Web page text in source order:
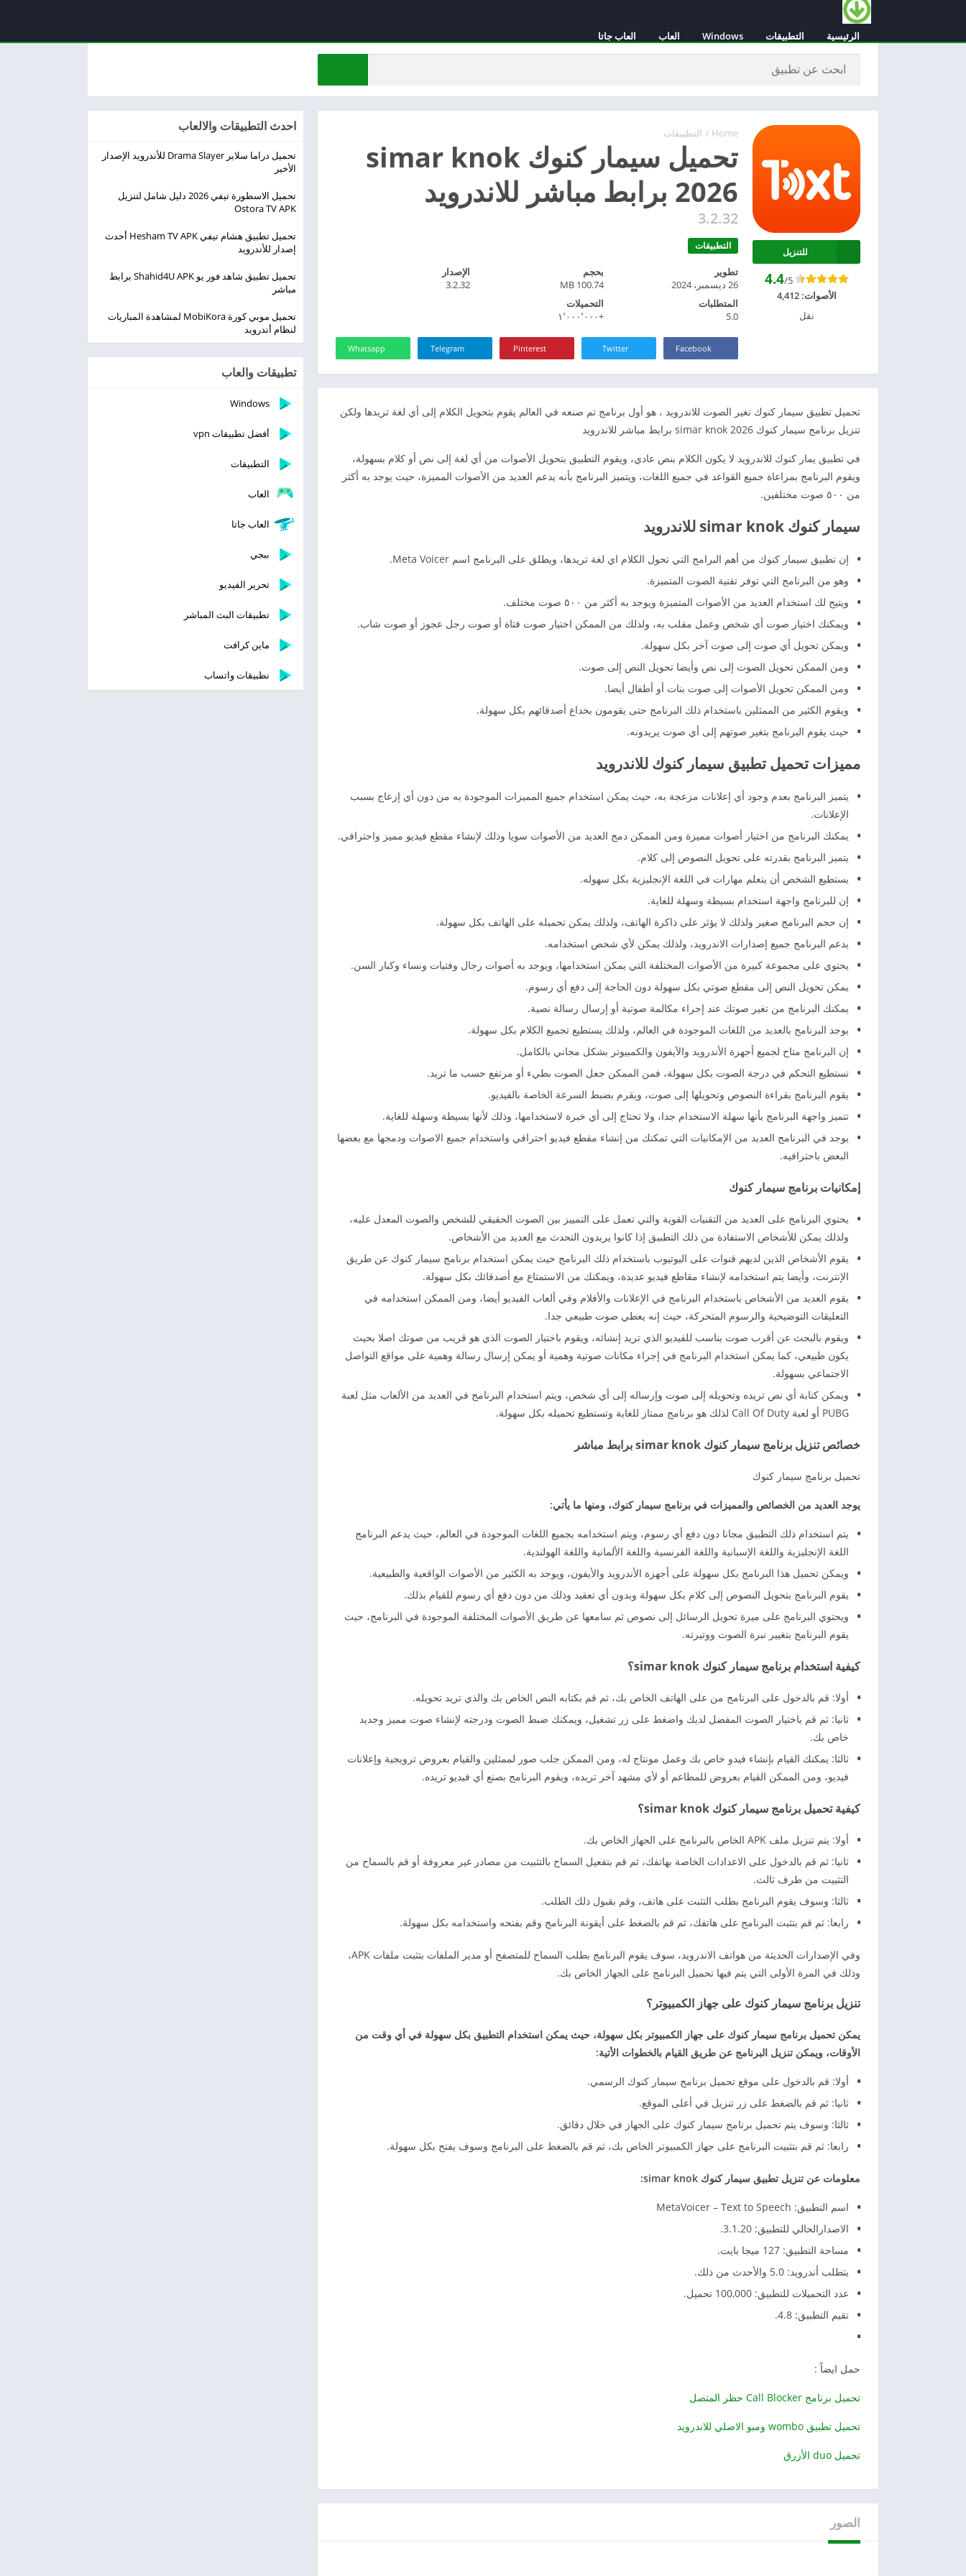
الرئيسية التطبيقات Windows العاب العاب جاتا
Home
/ التطبيقات
تحميل سيمار كنوك simar knok
2026 برابط مباشر للاندرويد
3.2.32
التطبيقات
للتنزيل
4.4/5
الأصوات:4,412
نقل
تطوير
26 ديسمبر، 2024
بحجم
100.74 MB
الإصدار
3.2.32
المتطلبات
5.0
التحميلات
+١٬٠٠٠٬٠٠٠
Facebook
Twitter
Pinterest
Telegram
Whatsapp
تحميل تطبيق سيمار كنوك تغير الصوت للاندرويد ، هو أول برنامج تم صنعه في العالم يقوم بتحويل الكلام إلى أي لغة تريدها ولكن
تنزيل برنامج سيمار كنوك simar knok 2026 برابط مباشر للاندرويد
في تطبيق يمار كنوك للاندرويد لا يكون الكلام بنص عادي، ويقوم التطبيق بتحويل الأصوات من أي لغة إلى نص أو كلام بسهولة،
ويقوم البرنامج بمراعاة جميع القواعد في جميع اللغات، ويتميز البرنامج بأنه يدعم العديد من الأصوات المميزة، حيث يوجد به أكثر
من ٥٠٠ صوت مختلفين.
سيمار كنوك simar knok للاندرويد
إن تطبيق سيمار كنوك من أهم البرامج التي تحول الكلام اي لغة تريدها، ويطلق على البرنامج اسم Meta Voicer.
وهو من البرنامج التي توفر تقنية الصوت المتميزة.
ويتيح لك استخدام العديد من الأصوات المتميزة ويوجد به أكثر من ٥٠٠ صوت مختلف.
ويمكنك اختيار صوت أي شخص وعمل مقلب به، ولذلك من الممكن اختيار صوت فتاة أو صوت رجل عجوز أو صوت شاب.
ويمكن تحويل أي صوت إلى صوت آخر بكل سهولة.
ومن الممكن تحويل الصوت إلى نص وأيضا تحويل النص إلى صوت.
ومن الممكن تحويل الأصوات إلى صوت بنات أو أطفال أيضا.
ويقوم الكثير من الممثلين باستخدام ذلك البرنامج حتى يقومون بخداع أصدقائهم بكل سهولة.
حيث يقوم البرنامج بتغير صوتهم إلى أي صوت يريدونه.
مميزات تحميل تطبيق سيمار كنوك للاندرويد
يتميز البرنامج بعدم وجود أي إعلانات مزعجة به، حيث يمكن استخدام جميع المميزات الموجودة به من دون أي إزعاج بسبب
الإعلانات.
يمكنك البرنامج من اختيار أصوات مميزة ومن الممكن دمج العديد من الأصوات سويا وذلك لإنشاء مقطع فيديو مميز واحترافي.
يتميز البرنامج بقدرته على تحويل النصوص إلى كلام.
يستطيع الشخص أن يتعلم مهارات في اللغة الإنجليزية بكل سهوله.
إن للبرنامج واجهة استخدام بسيطة وسهلة للغاية.
إن حجم البرنامج صغير ولذلك لا يؤثر على ذاكرة الهاتف، ولذلك يمكن تحميله على الهاتف بكل سهولة.
يدعم البرنامج جميع إصدارات الاندرويد، ولذلك يمكن لأي شخص استخدامه.
يحتوي على مجموعة كبيرة من الأصوات المختلفة التي يمكن استخدامها، ويوجد به أصوات رجال وفتيات ونساء وكبار السن.
يمكن تحويل النص إلى مقطع صوتي بكل سهولة دون الحاجة إلى دفع أي رسوم.
يمكنك البرنامج من تغير صوتك عند إجراء مكالمة صوتية أو إرسال رسالة نصية.
يوجد البرنامج بالعديد من اللغات الموجودة في العالم، ولذلك يستطيع تجميع الكلام بكل سهولة.
إن البرنامج متاح لجميع أجهزة الأندرويد والآيفون والكمبيوتر بشكل مجاني بالكامل.
تستطيع التحكم في درجة الصوت بكل سهولة، فمن الممكن جعل الصوت بطيء أو مرتفع حسب ما تريد.
يقوم البرنامج بقراءة النصوص وتحويلها إلى صوت، ويقرم بضبط السرعة الخاصة بالفيديو.
تتميز واجهة البرنامج بأنها سهلة الاستخدام جدا، ولا تحتاج إلى أي خبرة لاستخدامها، وذلك لأنها بسيطة وسهلة للغاية.
يوجد في البرنامج العديد من الإمكانيات التي تمكنك من إنشاء مقطع فيديو احترافي واستخدام جميع الاصوات ودمجها مع بعضها
البعض باحترافيه.
إمكانيات برنامج سيمار كنوك
يحتوي البرنامج على العديد من التقنيات القوية والتي تعمل على التمييز بين الصوت الحقيقي للشخص والصوت المعدل عليه،
ولذلك يمكن للأشخاص الاستفادة من ذلك التطبيق إذا كانوا يريدون التحدث مع العديد من الأشخاص.
يقوم الأشخاص الذين لديهم قنوات على اليوتيوب باستخدام ذلك البرنامج حيث يمكن استخدام برنامج سيمار كنوك عن طريق
الإنترنت، وأيضا يتم استخدامه لإنشاء مقاطع فيديو عديدة، ويمكنك من الاستمتاع مع أصدقائك بكل سهولة.
يقوم العديد من الأشخاص باستخدام البرنامج في الإعلانات والأفلام وفي ألعاب الفيديو أيضا، ومن الممكن استخدامه في
التعليقات التوضيحية والرسوم المتحركة، حيث إنه يعطي صوت طبيعي جدا.
ويقوم بالبحث عن أقرب صوت يناسب للفيديو الذي تريد إنشائه، ويقوم باختيار الصوت الذي هو قريب من صوتك اصلا بحيث
يكون طبيعي، كما يمكن استخدام البرنامج في إجراء مكانات صوتية وهمية أو يمكن إرسال رسالة وهمية على مواقع التواصل
الاجتماعي بسهولة.
ويمكن كتابة أي نص تريده وتحويله إلى صوت وإرساله إلى أي شخص، ويتم استخدام البرنامج في العديد من الألعاب مثل لعبة
PUBG أو لعبة Call Of Duty لذلك هو برنامج ممتاز للغاية وتستطيع تحميله بكل سهولة.
خصائص تنزيل برنامج سيمار كنوك simar knok برابط مباشر
تحميل برنامج سيمار كنوك
يوجد العديد من الخصائص والمميزات في برنامج سيمار كنوك، ومنها ما يأتي:
يتم استخدام ذلك التطبيق مجانا دون دفع أي رسوم، ويتم استخدامه بجميع اللغات الموجودة في العالم، حيث يدعم البرنامج
اللغة الإنجليزية واللغة الإسبانية واللغة الفرنسية واللغة الألمانية واللغة الهولندية.
ويمكن تحميل هذا البرنامج بكل سهولة على أجهزة الأندرويد والأيفون، ويوجد به الكثير من الأصوات الواقعية والطبيعية.
يقوم البرنامج بتحويل النصوص إلى كلام بكل سهولة وبدون أي تعقيد وذلك من دون دفع أي رسوم للقيام بذلك.
ويحتوي البرنامج على ميزة تحويل الرسائل إلى نصوص ثم سامعها عن طريق الأصوات المختلفة الموجودة في البرنامج، حيث
يقوم البرنامج بتغيير نبرة الصوت ووتيرته.
كيفية استخدام برنامج سيمار كنوك simar knok؟
أولا: قم بالدخول على البرنامج من على الهاتف الخاص بك، ثم قم بكتابه النص الخاص بك والذي تريد تحويله.
ثانيا: ثم قم باختيار الصوت المفضل لديك واضغط على زر تشغيل، ويمكنك ضبط الصوت ودرجته لإنشاء صوت مميز وجديد
خاص بك.
ثالثا: يمكنك القيام بإنشاء فيدو خاص بك وعمل مونتاج له، ومن الممكن جلب صور لممثلين والقيام بعروض ترويجية وإعلانات
فيديو، ومن الممكن القيام بعروض للمطاعم أو لأي مشهد آخر تريده، ويقوم البرنامج بصنع أي فيديو تريده.
كيفية تحميل برنامج سيمار كنوك simar knok؟
أولا: يتم تنزيل ملف APK الخاص بالبرنامج على الجهاز الخاص بك.
ثانيا: ثم قم بالدخول على الاعدادات الخاصة بهاتفك، ثم قم بتفعيل السماح بالتثبيت من مصادر غير معروفة أو قم بالسماح من
التثبيت من طرف ثالث.
ثالثا: وسوف يقوم البرنامج بطلب التثبت على هاتف، وقم بقبول ذلك الطلب.
رابعا: ثم قم بتثبت البرنامج على هاتفك، ثم قم بالضغط على أيقونة البرنامج وقم بفتحه واستخدامه بكل سهولهَ.
وفي الإصدارات الحديثة من هواتف الاندرويد، سوف يقوم البرنامج بطلب السماح للمتصفح أو مدير الملفات بتثبت ملفات APK،
وذلك في المرة الأولى التي يتم فيها تحميل البرنامج على الجهاز الخاص بك.
تنزيل برنامج سيمار كنوك على جهاز الكمبيوتر؟
يمكن تحميل برنامج سيمار كنوك على جهاز الكمبيوتر بكل سهولة، حيث يمكن استخدام التطبيق بكل سهولة في أي وقت من
الأوقات، ويمكن تنزيل البرنامج عن طريق القيام بالخطوات الأتية:
أولا: قم بالدخول على موقع تحميل برنامج سيمار كنوك الرسمي.
ثانيا: ثم قم بالضغط على زر تنزيل في أعلى الموقع.
ثالثا: وسوف يتم تحميل برنامج سيمار كنوك على الجهاز في خلال دقائق.
رابعا: ثم قم بتثبيت البرنامج على جهاز الكمبيوتر الخاص بك، ثم قم بالضغط على البرنامج وسوف يفتح بكل سهولة.
معلومات عن تنزيل تطبيق سيمار كنوك simar knok:
اسم التطبيق: MetaVoicer – Text to Speech‏
الاصدارالحالي للتطبيق: 3.1.20.
مساحة التطبيق: 127 ميجا بايت.
يتطلب أندرويد: 5.0 والأحدث من ذلك.
عدد التحميلات للتطبيق: 100,000 تحميل.
تقيم التطبيق: 4.8.
حمل ايضاً :
تحميل برنامج Call Blocker حظر المتصل
تحميل تطبيق wombo ومبو الاصلي للاندرويد
تحميل duo الأزرق
الصور
احدث التطبيقات والالعاب
تحميل دراما سلاير Drama Slayer للأندرويد الإصدار
الأخير
تحميل الاسطورة تيفي 2026 دليل شامل لتنزيل
Ostora TV APK
تحميل تطبيق هشام تيفي Hesham TV APK أحدث
إصدار للأندرويد
تحميل تطبيق شاهد فور يو Shahid4U APK برابط
مباشر
تحميل موبي كورة MobiKora لمشاهدة المباريات
لنظام أندرويد
تطبيقات والعاب
Windows
أفضل تطبيقات vpn
التطبيقات
العاب
العاب جاتا
ببجي
تحرير الفيديو
تطبيقات البث المباشر
ماين كرافت
نطبيقات واتساب